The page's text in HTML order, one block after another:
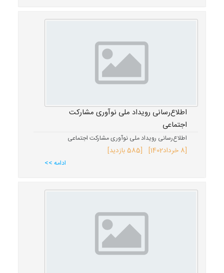
اطلاع‌رسانی رویداد ملی نوآوری مشارکت
اجتماعی
اطلاع‌رسانی رویداد ملی نوآوری مشارکت اجتماعی
[8 خرداد 1402] [585 بازدید]
ادامه >>